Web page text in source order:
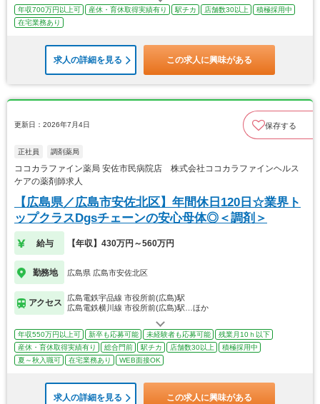
年収700万円以上可 産休・育休取得実績有り 駅チカ 店舗数30以上
積極採用中
在宅業務あり
求人の詳細を見る この求人に興味がある
更新日：2026年7月4日 保存する
正社員 調剤薬局
ココカラファイン薬局 安佐市民病院店 株式会社ココカラファインヘルス
ケアの薬剤師求人
【広島県／広島市安佐北区】年間休日120日☆業界ト
ップクラスDgsチェーンの安心母体◎＜調剤＞
給与 【年収】430万円～560万円
勤務地 広島県 広島市安佐北区
アクセス
広島電鉄宇品線 市役所前(広島)駅
広島電鉄横川線 市役所前(広島)駅…ほか
年収550万円以上可 新卒も応募可能 未経験者も応募可能
残業月10ｈ以下
産休・育休取得実績有り
総合門前 駅チカ 店舗数30以上
積極採用中
夏～秋入職可
在宅業務あり WEB面接OK
求人の詳細を見る この求人に興味がある